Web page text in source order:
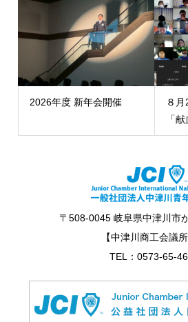
2026年度 新年会開催
８
「
〒508-0045 岐阜県中津川市
【中津川商工会議所
TEL：0573-65-